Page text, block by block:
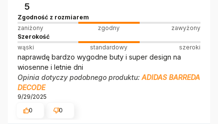
5
Zgodność z rozmiarem
zaniżony
zgodny
zawyżony
Szerokość
wąski
standardowy szeroki
naprawdę bardzo wygodne buty i super design na
wiosenne i letnie dni
Opinia dotyczy podobnego produktu: ADIDAS BARREDA
DECODE
9/29/2025
0
0